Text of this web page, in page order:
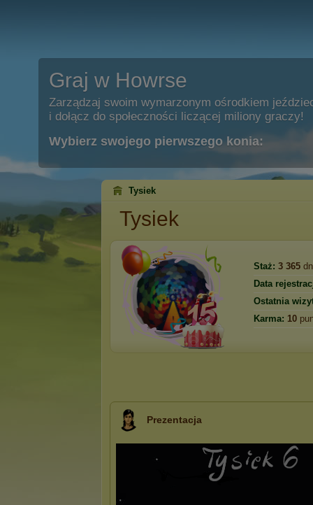
Graj w Howrse
Zarządzaj swoim wymarzonym ośrodkiem
i dołącz do społeczności liczącej miliony graczy!
Wybierz swojego pierwszego konia:
Tysiek
Tysiek
Staż: 3 365
Data
Ostatnia
Karma: 10
Prezentacja